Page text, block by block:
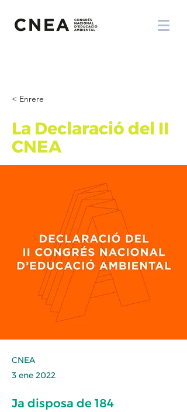
< Enrere
La Declaració del II
CNEA
CNEA
3 ene 2022
Ja disposa de 184